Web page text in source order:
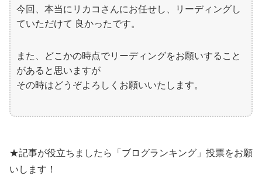
今回、本当にリカコさんにお任せし、リーディングし
ていただけて 良かったです。
また、どこかの時点でリーディングをお願いすること
があると思いますが
その時はどうぞよろしくお願いいたします。
★記事が役立ちましたら「ブログランキング」投票をお願
いします！